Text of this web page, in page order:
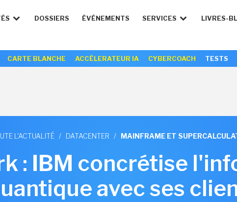
DOSSIERS ÉVÉNEMENTS SERVICES LIVRES-
CARTE BLANCHE ACCÉLERATEUR IA CYBERCOACH TESTS
L'ACTUALITÉ / DATACENTER / MAINFRAME ET
: IBM concrétise
avec ses